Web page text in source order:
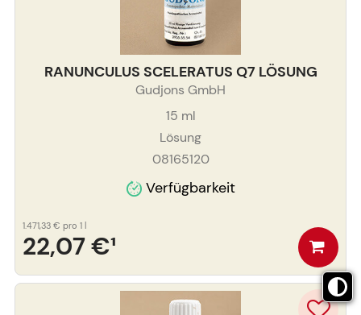
RANUNCULUS SCELERATUS Q7 LÖSUNG
Gudjons GmbH
15 ml
Lösung
08165120
Verfügbarkeit
22,07 €¹
1.471,33 € pro 1 l